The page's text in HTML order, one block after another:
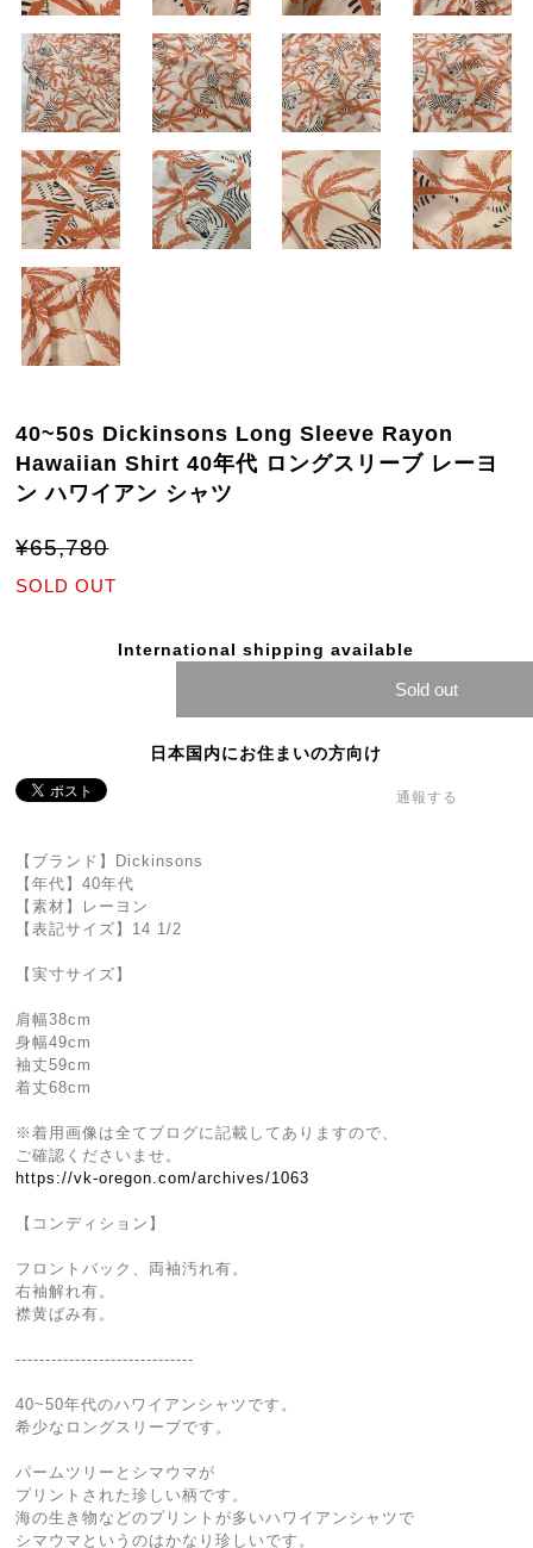
40~50s Dickinsons Long Sleeve Rayon
Hawaiian Shirt 40年代 ロングスリーブ レーヨ
ン ハワイアン シャツ
¥65,780
SOLD OUT
International shipping available
Sold out
日本国内にお住まいの方向け
通報する
【ブランド】Dickinsons
【年代】40年代
【素材】レーヨン
【表記サイズ】14 1/2
【実寸サイズ】
肩幅38cm
身幅49cm
袖丈59cm
着丈68cm
※着用画像は全てブログに記載してありますので、
ご確認くださいませ。
https://vk-oregon.com/archives/1063
【コンディション】
フロントバック、両袖汚れ有。
右袖解れ有。
襟黄ばみ有。
------------------------------
40~50年代のハワイアンシャツです。
希少なロングスリーブです。
パームツリーとシマウマが
プリントされた珍しい柄です。
海の生き物などのプリントが多いハワイアンシャツで
シマウマというのはかなり珍しいです。